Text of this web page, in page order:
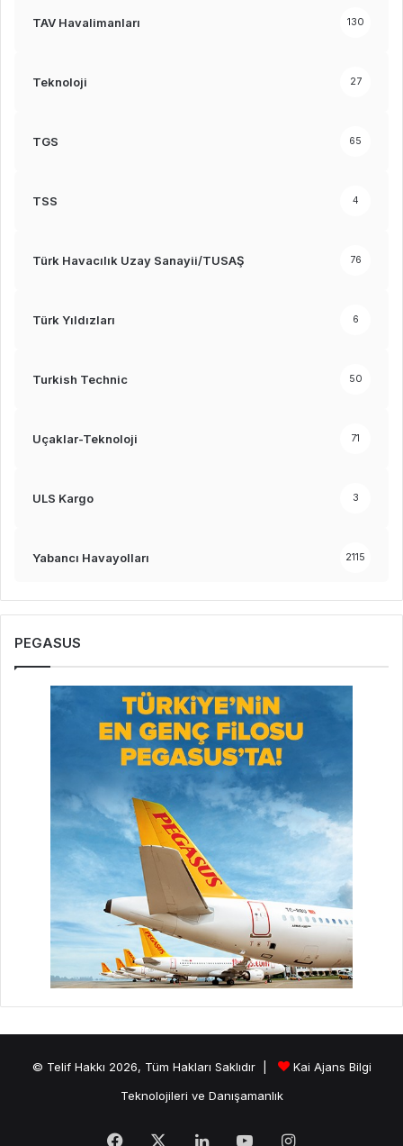
TAV Havalimanları 130
Teknoloji 27
TGS 65
TSS 4
Türk Havacılık Uzay Sanayii/TUSAŞ 76
Türk Yıldızları 6
Turkish Technic 50
Uçaklar-Teknoloji 71
ULS Kargo 3
Yabancı Havayolları 2115
PEGASUS
© Telif Hakkı 2026, Tüm Hakları Saklıdır |
Kai Ajans Bilgi
Teknolojileri ve Danışamanlık
Facebook LinkedInYouTubeInstagram